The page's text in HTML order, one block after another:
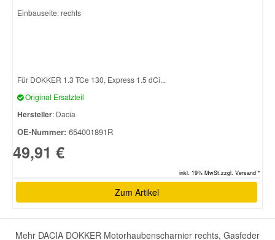
Einbauseite: rechts
Für DOKKER 1.3 TCe 130, Express 1.5 dCi...
Original Ersatzteil
Hersteller: Dacia
OE-Nummer: 654001891R
49,91 €
inkl. 19% MwSt.zzgl. Versand *
Zum Artikel
Mehr DACIA DOKKER Motorhaubenscharnier rechts, Gasfeder